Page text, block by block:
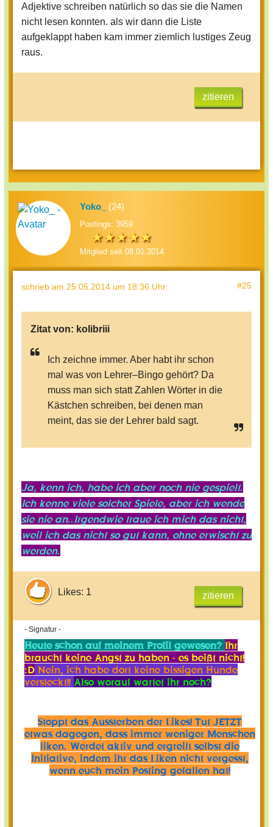
Adjektive schreiben natürlich so das sie die Namen
nicht lesen konnten. als wir dann die Liste
aufgeklappt haben kam immer ziemlich lustiges Zeug
raus.
zitieren
Yoko_ (24)
Postings: 3959
Mitglied seit 08.01.2014
schrieb am 25.05.2014 um 18:36 Uhr: #25
Zitat von: kolibriii
Ich zeichne immer. Aber habt ihr schon
mal was von Lehrer–Bingo gehört? Da
muss man sich statt Zahlen Wörter in die
Kästchen schreiben, bei denen man
meint, das sie der Lehrer bald sagt.
Ja, kenn ich, habe ich aber noch nie gespielt.
Ich kenne viele solcher Spiele, aber ich wende
sie nie an..Irgendwie traue ich mich das nicht,
weil ich das nicht so gut kann, ohne erwischt zu
werden.
Likes: 1 zitieren
- Signatur -
Heute schon auf meinem Profil gewesen? Ihr
braucht keine Angst zu haben - es beißt nicht!
:D Nein, ich habe dort keine bissigen Hunde
versteckt!! Also worauf wartet ihr noch?
Stoppt das Aussterben der Likes! Tut JETZT
etwas dagegen, dass immer weniger Menschen
liken. Werdet aktiv und ergreift selbst die
Initiative, indem ihr das Liken nicht vergesst,
wenn euch mein Posting gefallen hat!